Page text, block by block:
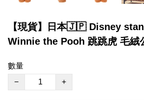
【現貨】日本🇯🇵 Disney
Winnie the Pooh 跳跳虎 毛絨
數量
−
+